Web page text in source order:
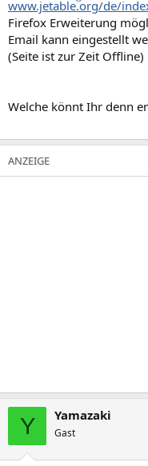
www.jetable.org/de/
Firefox Erweiterung
Email kann eingestellt
(Seite ist zur Zeit Offline)
Welche könnt Ihr denn
Y Yamazaki
Gast